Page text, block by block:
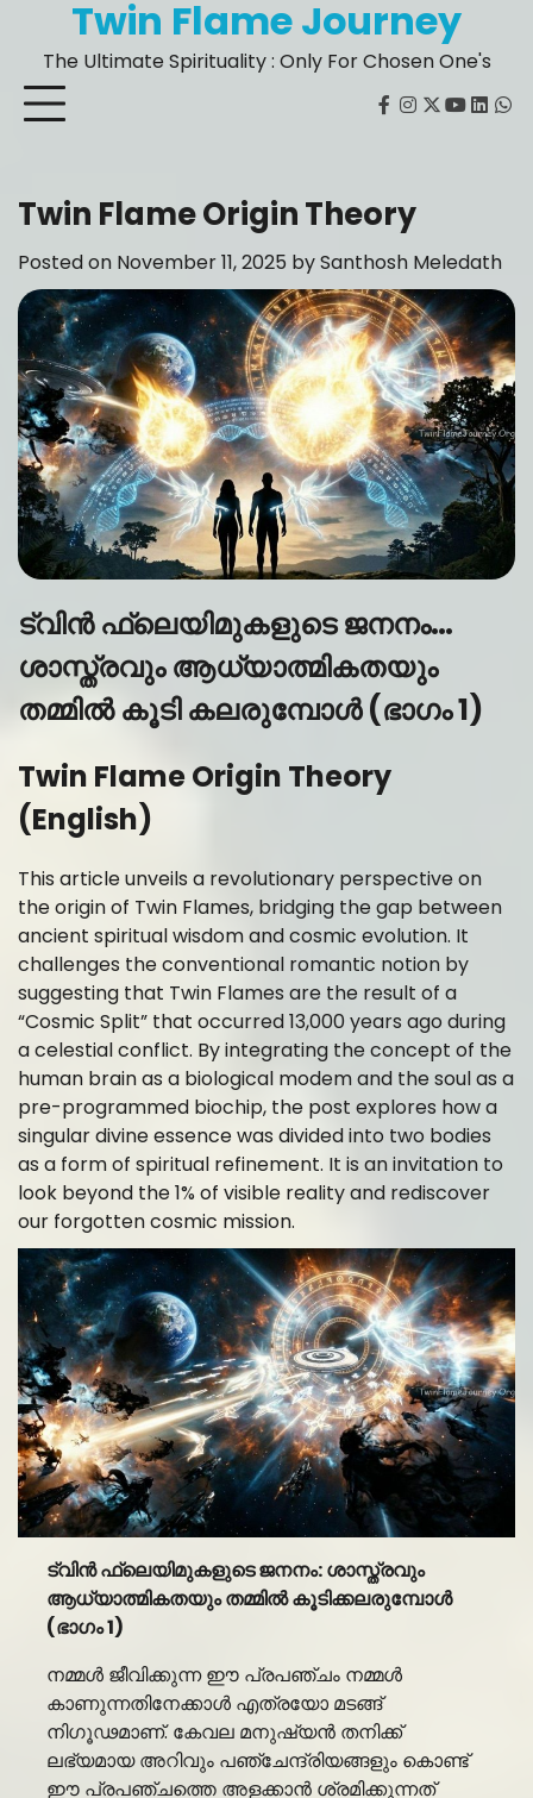
content
Twin Flame Journey
The Ultimate Spirituality : Only For Chosen One's
facebook
instagram
twitter
youtube
Twin Flame Origin Theory
Posted on November 11, 2025 bySanthosh Meledath
ട്വിൻ ഫ്ലെയിമുകളുടെ ജനനം…
ശാസ്ത്രവും ആധ്യാത്മികതയും
തമ്മിൽ കൂടി കലരുമ്പോൾ(ഭാഗം 1)
Twin Flame Origin Theory
(English)
This article unveils a revolutionary perspective on
the origin of Twin Flames, bridging the gap between
ancient spiritual wisdom and cosmic evolution. It
challenges the conventional romantic notion by
suggesting that Twin Flames are the result of a
“Cosmic Split” that occurred 13,000 years ago during
a celestial conflict. By integrating the concept of the
human brain as a biological modem and the soul as a
pre-programmed biochip, the post explores how a
singular divine essence was divided into two bodies
as a form of spiritual refinement. It is an invitation to
look beyond the 1% of visible reality and rediscover
our forgotten cosmic mission.
ട്വിൻ ഫ്ലെയിമുകളുടെ ജനനം: ശാസ്ത്രവും
ആധ്യാത്മികതയും തമ്മിൽ കൂടിക്കലരുമ്പോൾ
(ഭാഗം 1)
നമ്മൾ ജീവിക്കുന്ന ഈ പ്രപഞ്ചം നമ്മൾ
കാണുന്നതിനേക്കാൾ എത്രയോ മടങ്ങ്
നിഗൂഢമാണ്. കേവല മനുഷ്യൻ തനിക്ക്
ലഭ്യമായ അറിവും പഞ്ചേന്ദ്രിയങ്ങളും കൊണ്ട്
ഈ പ്രപഞ്ചത്തെ അളക്കാൻ ശ്രമിക്കുന്നത്